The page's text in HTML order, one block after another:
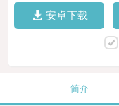
安卓下载
简介